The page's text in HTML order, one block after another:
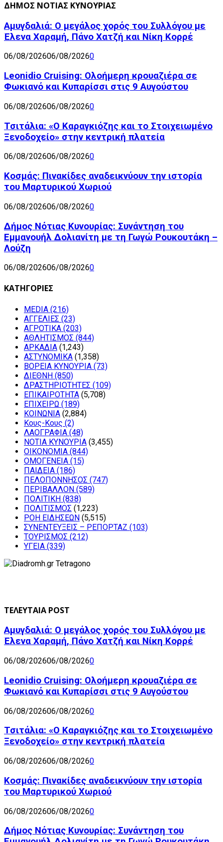
ΔΗΜΟΣ ΝΟΤΙΑΣ ΚΥΝΟΥΡΙΑΣ
Αμυγδαλιά: Ο μεγάλος χορός του Συλλόγου με
Έλενα Χαραμή, Πάνο Χατζή και Νίκη Κορρέ
06/08/202606/08/20260
Leonidio Cruising: Ολοήμερη κρουαζιέρα σε
Φωκιανό και Κυπαρίσσι στις 9 Αυγούστου
06/08/202606/08/20260
Τσιτάλια: «Ο Καραγκιόζης και το Στοιχειωμένο
Ξενοδοχείο» στην κεντρική πλατεία
06/08/202606/08/20260
Κοσμάς: Πινακίδες αναδεικνύουν την ιστορία
του Μαρτυρικού Χωριού
06/08/202606/08/20260
Δήμος Νότιας Κυνουρίας: Συνάντηση του
Εμμανουήλ Δολιανίτη με τη Γωγώ Ρουκουτάκη –
Λούζη
06/08/202606/08/20260
ΚΑΤΗΓΟΡΙΕΣ
MEDIA (216)
ΑΓΓΕΛΙΕΣ (23)
ΑΓΡΟΤΙΚΑ (203)
ΑΘΛΗΤΙΣΜΟΣ (844)
ΑΡΚΑΔΙΑ (1,243)
ΑΣΤΥΝΟΜΙΚΑ (1,358)
ΒΟΡΕΙΑ ΚΥΝΟΥΡΙΑ (73)
ΔΙΕΘΝΗ (850)
ΔΡΑΣΤΗΡΙΟΤΗΤΕΣ (109)
ΕΠΙΚΑΙΡΟΤΗΤΑ (5,708)
ΕΠΙΧΕΙΡΩ (189)
ΚΟΙΝΩΝΙΑ (2,884)
Κους-Κους (2)
ΛΑΟΓΡΑΦΙΑ (48)
ΝΟΤΙΑ ΚΥΝΟΥΡΙΑ (3,455)
ΟΙΚΟΝΟΜΙΑ (844)
ΟΜΟΓΕΝΕΙΑ (15)
ΠΑΙΔΕΙΑ (186)
ΠΕΛΟΠΟΝΝΗΣΟΣ (747)
ΠΕΡΙΒΑΛΛΟΝ (589)
ΠΟΛΙΤΙΚΗ (838)
ΠΟΛΙΤΙΣΜΟΣ (1,223)
ΡΟΗ ΕΙΔΗΣΕΩΝ (5,515)
ΣΥΝΕΝΤΕΥΞΕΙΣ – ΡΕΠΟΡΤΑΖ (103)
ΤΟΥΡΙΣΜΟΣ (212)
ΥΓΕΙΑ (339)
ΤΕΛΕΥΤΑΙΑ POST
Αμυγδαλιά: Ο μεγάλος χορός του Συλλόγου με
Έλενα Χαραμή, Πάνο Χατζή και Νίκη Κορρέ
06/08/202606/08/20260
Leonidio Cruising: Ολοήμερη κρουαζιέρα σε
Φωκιανό και Κυπαρίσσι στις 9 Αυγούστου
06/08/202606/08/20260
Τσιτάλια: «Ο Καραγκιόζης και το Στοιχειωμένο
Ξενοδοχείο» στην κεντρική πλατεία
06/08/202606/08/20260
Κοσμάς: Πινακίδες αναδεικνύουν την ιστορία
του Μαρτυρικού Χωριού
06/08/202606/08/20260
Δήμος Νότιας Κυνουρίας: Συνάντηση του